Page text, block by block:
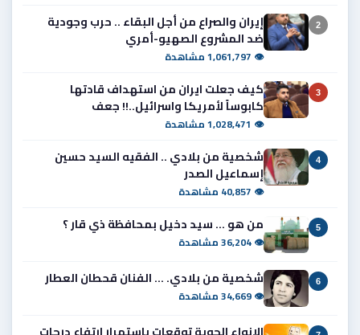
2
إيران والصراع من أجل البقاء .. حرب وجودية
ضد المشروع الصهيو-أمري
👁 1,061,797 مشاهدة
3
كيف جعلت ايران من استهداف قادتها
كابوساً لأمريكا واسرائيل..!! جعف
👁 1,028,471 مشاهدة
4
شخصية من بلادي .. الفقيه السيد حسين
إسماعيل الصدر
👁 40,857 مشاهدة
5 من هو ... سيد دخيل بمحافظة ذي قار ؟
👁 36,204 مشاهدة
6 شخصية من بلادي. ... الفنان قحطان العطار
👁 34,669 مشاهدة